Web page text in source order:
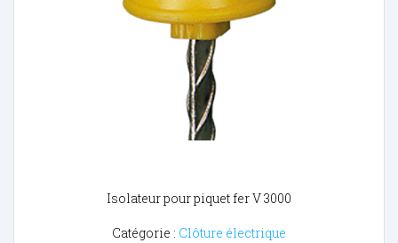
Isolateur pour piquet fer V 3000
Catégorie : Clôture électrique